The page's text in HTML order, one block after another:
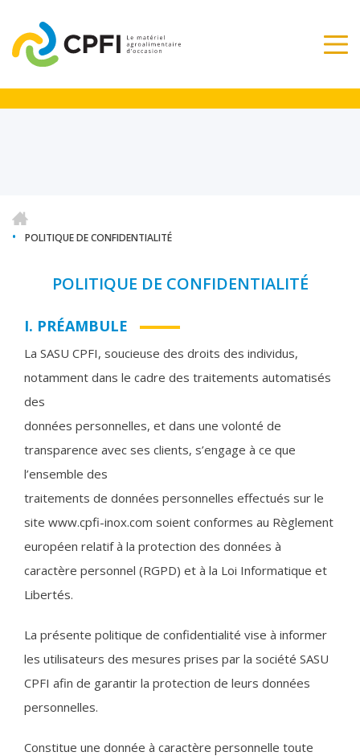
• POLITIQUE DE CONFIDENTIALITÉ
POLITIQUE DE CONFIDENTIALITÉ
I. PRÉAMBULE
La SASU CPFI, soucieuse des droits des individus,
notamment dans le cadre des traitements automatisés
des
données personnelles, et dans une volonté de
transparence avec ses clients, s’engage à ce que
l’ensemble des
traitements de données personnelles effectués sur le
site www.cpfi-inox.com soient conformes au Règlement
européen relatif à la protection des données à
caractère personnel (RGPD) et à la Loi Informatique et
Libertés.
La présente politique de confidentialité vise à informer
les utilisateurs des mesures prises par la société SASU
CPFI afin de garantir la protection de leurs données
personnelles.
Constitue une donnée à caractère personnelle toute